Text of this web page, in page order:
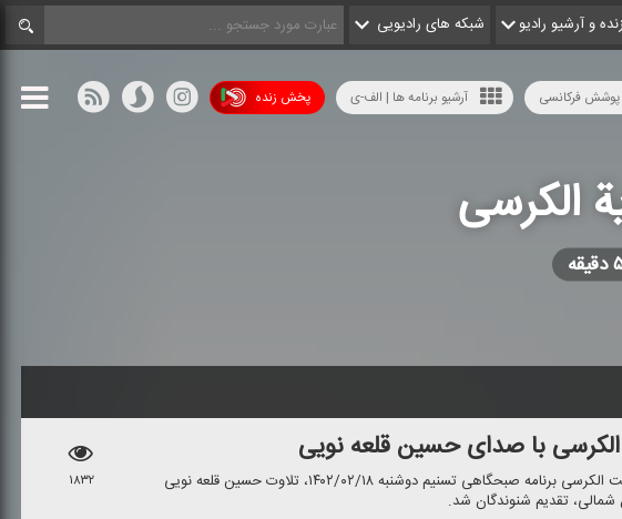
و آرشیو رادیو شبکه های رادیویی
پخش زنده آرشیو برنامه ها | الف-ی پوشش فرکانسی
الكرسی
با صدای حسین قلعه نویی
در بخش پویش آیت الكرسی برنامه صبحگاهی تسنیم دوشنبه ۱۴۰۲/۰۲/۱۸، تلاوت حسین قلعه نویی
شمالی، تقدیم شنوندگان شد.
۱۸۳۲